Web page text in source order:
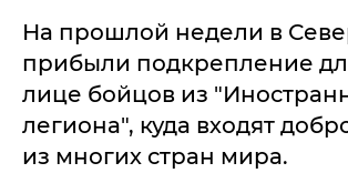
На прошлой недели в
прибыли подкрепление
лице бойцов из
легиона", куда входят
из многих стран мира.